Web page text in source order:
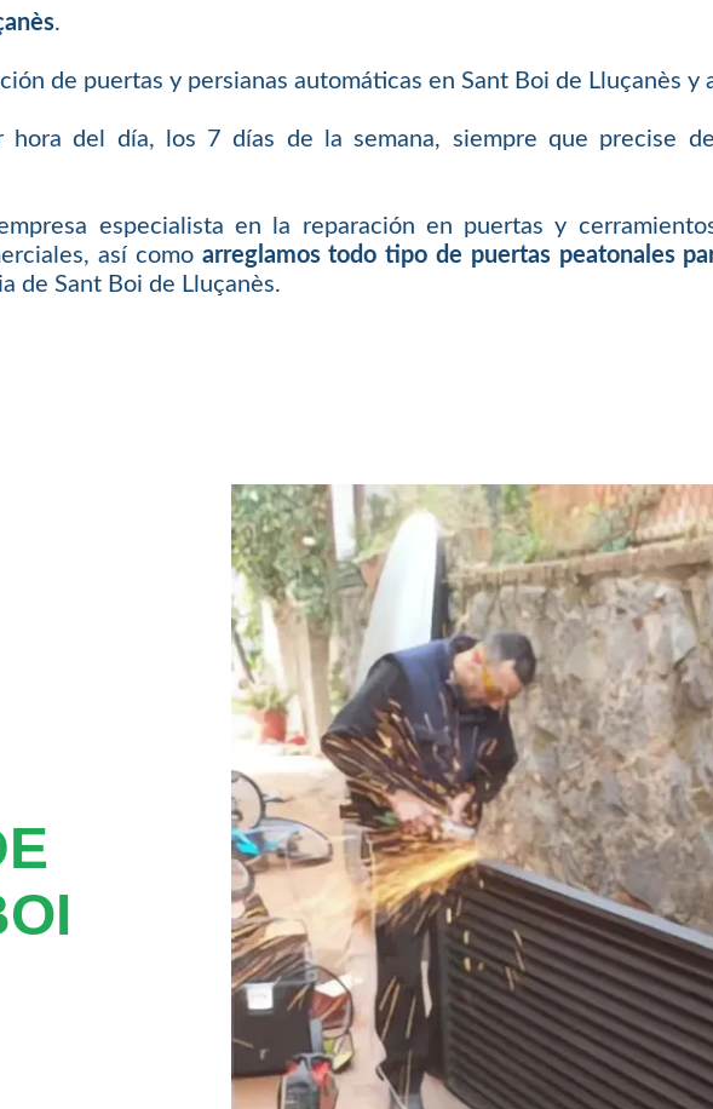
.
de puertas y persianas automáticas en Sant Boi de Lluçanès y
del día, los 7 días de la semana, siempre que precise
especialista en la reparación en puertas y
así como arreglamos todo tipo de puertas peatonales
de Sant Boi de Lluçanès.